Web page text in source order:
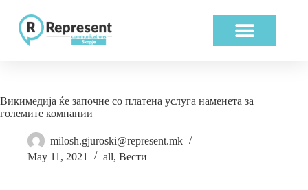
Викимедија ќе започне со платена услуга наменета за
големите компании
milosh.gjuroski@represent.mk
May 11, 2021
all, Вести